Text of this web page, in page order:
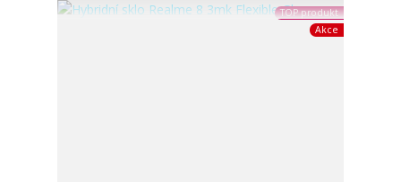
TOP produkt
Akce